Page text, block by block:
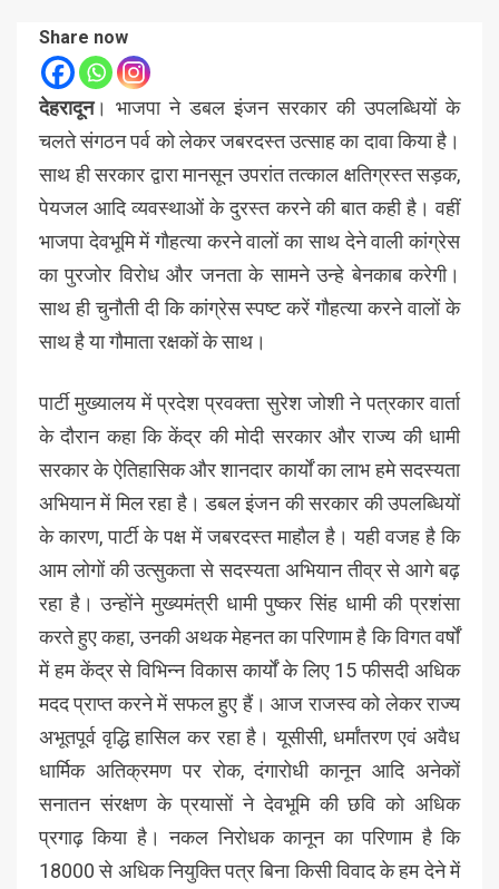
Share now
देहरादून। भाजपा ने डबल इंजन सरकार की उपलब्धियों के
चलते संगठन पर्व को लेकर जबरदस्त उत्साह का दावा किया है।
साथ ही सरकार द्वारा मानसून उपरांत तत्काल क्षतिग्रस्त सड़क,
पेयजल आदि व्यवस्थाओं के दुरस्त करने की बात कही है। वहीं
भाजपा देवभूमि में गौहत्या करने वालों का साथ देने वाली कांग्रेस
का पुरजोर विरोध और जनता के सामने उन्हे बेनकाब करेगी।
साथ ही चुनौती दी कि कांग्रेस स्पष्ट करें गौहत्या करने वालों के
साथ है या गौमाता रक्षकों के साथ।
पार्टी मुख्यालय में प्रदेश प्रवक्ता सुरेश जोशी ने पत्रकार वार्ता
के दौरान कहा कि केंद्र की मोदी सरकार और राज्य की धामी
सरकार के ऐतिहासिक और शानदार कार्यों का लाभ हमे सदस्यता
अभियान में मिल रहा है। डबल इंजन की सरकार की उपलब्धियों
के कारण, पार्टी के पक्ष में जबरदस्त माहौल है। यही वजह है कि
आम लोगों की उत्सुकता से सदस्यता अभियान तीव्र से आगे बढ़
रहा है। उन्होंने मुख्यमंत्री धामी पुष्कर सिंह धामी की प्रशंसा
करते हुए कहा, उनकी अथक मेहनत का परिणाम है कि विगत वर्षों
में हम केंद्र से विभिन्न विकास कार्यों के लिए 15 फीसदी अधिक
मदद प्राप्त करने में सफल हुए हैं। आज राजस्व को लेकर राज्य
अभूतपूर्व वृद्धि हासिल कर रहा है। यूसीसी, धर्मांतरण एवं अवैध
धार्मिक अतिक्रमण पर रोक, दंगारोधी कानून आदि अनेकों
सनातन संरक्षण के प्रयासों ने देवभूमि की छवि को अधिक
प्रगाढ़ किया है। नकल निरोधक कानून का परिणाम है कि
18000 से अधिक नियुक्ति पत्र बिना किसी विवाद के हम देने में